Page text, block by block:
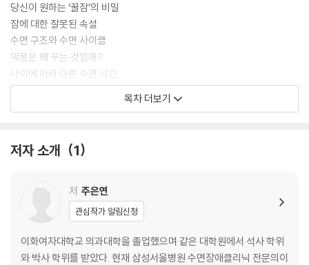
건강한 잠을 자는 것은 마라톤 경기와도 같다. 매일 달리다 보면 5분, 10분
더 달릴 수 있는 마라톤처럼 꾸준한 관리를 통해 매일 좋은 잠, 건강한 잠을
잘 수 있다. 저자는 잠 못 드는 밤 때문에 고생하는 모든 사람을 위해 규칙
적인 수면 습관부터 실천할 것을 제안한다. 평소 잠들기 어려워 고민하는
사람, 부족한 수면 시간 때문에 일상생활에 지장을 받는 사람, 나에게 딱 맞
는 수면 처방을 받고 싶은 사람에게 이 책이 해답을 줄 것이다.
당신이 원하는 ‘꿀잠’의 비밀
잠에 대한 잘못된 속설
수면 구조와 수면 사이클
악몽은 왜 꾸는 것일까?
나이에 따라 다른 수면 시간
잠이 부족하면 생기는 증상들
주말과 주중의 수면 시차
저녁형 인간? 아침형 인간?
우울과 불면의 상관관계
3장 ‘건강한 잠’은 어떤 잠일까?
목차 더보기
저자 소개 1
저 주은연
관심작가 알림신청
이화여자대학교 의과대학을 졸업했으며 같은 대학원에서 석사 학위
와 박사 학위를 받았다. 현재 삼성서울병원 수면장애클리닉 전문의이